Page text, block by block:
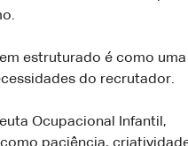
estruturado é como
do recrutador.
Ocupacional Infantil,